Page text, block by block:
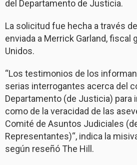
del Departamento de Justicia.
La solicitud fue hecha a través
enviada a Merrick Garland, fiscal
Unidos.
“Los testimonios de los
serias interrogantes acerca del
Departamento (de Justicia) para
como de la veracidad de las
Comité de Asuntos Judiciales
Representantes)“, indica la
según reseñó The Hill.